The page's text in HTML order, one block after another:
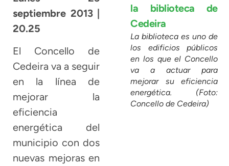
septiembre 2013 |
20.25
El Concello de
Cedeira va a seguir
en la línea de
mejorar la
eficiencia
energética del
municipio con dos
nuevas mejoras en
La biblioteca es uno de
los edificios públicos
en los que el Concello
va a actuar para
mejorar su eficiencia
energética. (Foto:
Concello de Cedeira)